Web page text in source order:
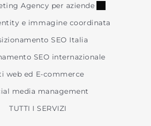
Agency per aziende
e immagine coordinata
SEO Italia
SEO internazionale
web ed E-commerce
media management
TUTTI I SERVIZI